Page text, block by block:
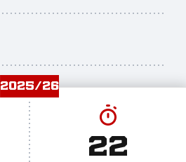
2025/26
22